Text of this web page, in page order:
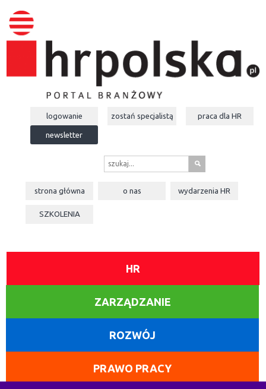
logowanie zostań specjalistą praca dla HR
newsletter
s
strona główna o nas wydarzeniaHR
SZKOLENIA
HR
ZARZĄDZANIE
ROZWÓJ
PRAWO PRACY